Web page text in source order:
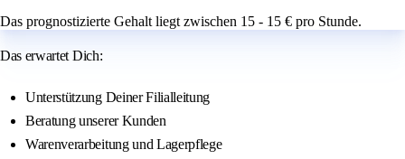
Das prognostizierte Gehalt liegt zwischen 15 - 15 € pro Stunde.
Das erwartet Dich:
Unterstützung Deiner Filialleitung
Beratung unserer Kunden
Warenverarbeitung und Lagerpflege